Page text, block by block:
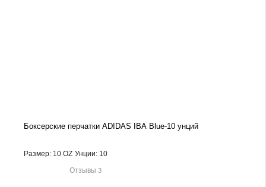
Боксерские перчатки ADIDAS IBA Blue-10 унций
Размер: 10 OZ Унции: 10
Отзывы3